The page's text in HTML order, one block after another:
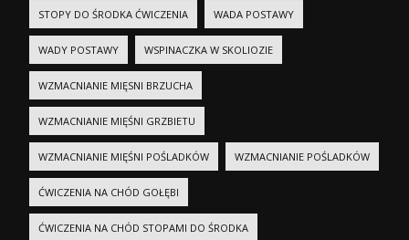
STOPY DO ŚRODKA ĆWICZENIA WADA POSTAWY
WADY POSTAWY WSPINACZKA W SKOLIOZIE
WZMACNIANIE MIĘSNI BRZUCHA
WZMACNIANIE MIĘŚNI GRZBIETU
WZMACNIANIE MIĘŚNI POŚLADKÓW WZMACNIANIE POŚLADKÓW
ĆWICZENIA NA CHÓD GOŁĘBI
ĆWICZENIA NA CHÓD STOPAMI DO ŚRODKA